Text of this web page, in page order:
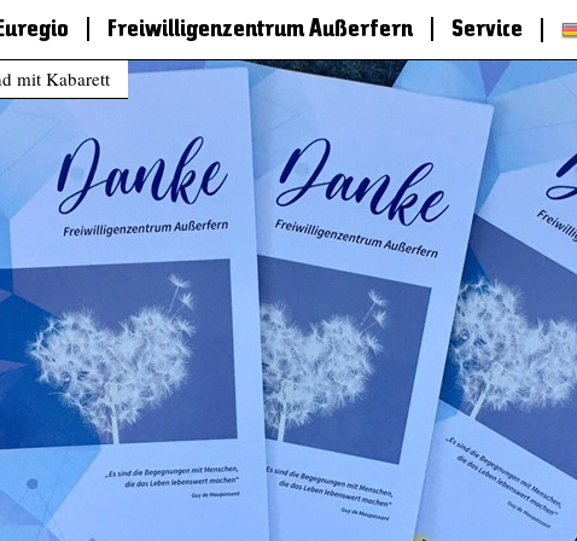
Freiwilligenzentrum Außerfern
Service
mit Kabarett